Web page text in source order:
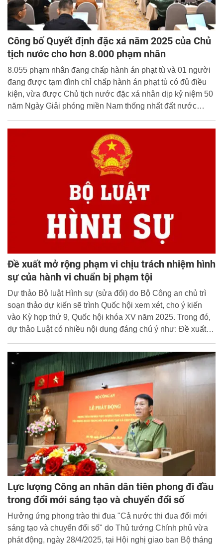
Công bố Quyết định đặc xá năm 2025 của Chủ
tịch nước cho hơn 8.000 phạm nhân
8.055 phạm nhân đang chấp hành án phạt tù và 01 người
đang được tạm đình chỉ chấp hành án phạt tù có đủ điều
kiện, vừa được Chủ tịch nước đặc xá nhân dịp kỷ niệm 50
năm Ngày Giải phóng miền Nam thống nhất đất nước
Đề xuất mở rộng phạm vi chịu trách nhiệm hình
sự của hành vi chuẩn bị phạm tội
Dự thảo Bộ luật Hình sự (sửa đổi) do Bộ Công an chủ trì
soạn thảo dự kiến sẽ trình Quốc hội xem xét, cho ý kiến
vào Kỳ họp thứ 9, Quốc hội khóa XV năm 2025. Trong đó,
dự thảo Luật có nhiều nội dung đáng chú ý như: Đề xuất
là tiền làm căn cứ định tội, định khung; Mở rộng phạm vi
chịu trách nhiệm hình sự của hành vi chuẩn bị phạm tội.
Lực lượng Công an nhân dân tiên phong đi đầu
trong đổi mới sáng tạo và chuyển đổi số
Hưởng ứng phong trào thi đua "Cả nước thi đua đổi mới
sáng tạo và chuyển đổi số" do Thủ tướng Chính phủ vừa
phát động, ngày 28/4/2025, tại Hội nghị giao ban Bộ tháng